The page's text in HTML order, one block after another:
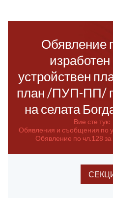
Обявление
устройствен
план /ПУП-ПП/
на селата
Вие сте тук:
Обявления и съобщения по
Обявление по чл.128